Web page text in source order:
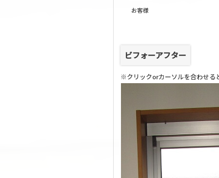
お客様
ビフォーアフター
※クリックorカーソルを合わせる